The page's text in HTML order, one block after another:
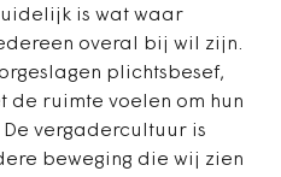
is wat waar
overal bij wil zijn.
plichtsbesef,
de ruimte voelen om hun
vergadercultuur is
beweging die wij zien